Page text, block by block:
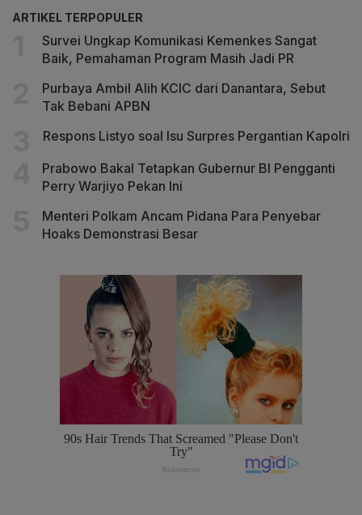
ARTIKEL TERPOPULER
Survei Ungkap Komunikasi Kemenkes Sangat
Baik, Pemahaman Program Masih Jadi PR
Purbaya Ambil Alih KCIC dari Danantara, Sebut
Tak Bebani APBN
Respons Listyo soal Isu Surpres Pergantian Kapolri
Prabowo Bakal Tetapkan Gubernur BI Pengganti
Perry Warjiyo Pekan Ini
Menteri Polkam Ancam Pidana Para Penyebar
Hoaks Demonstrasi Besar